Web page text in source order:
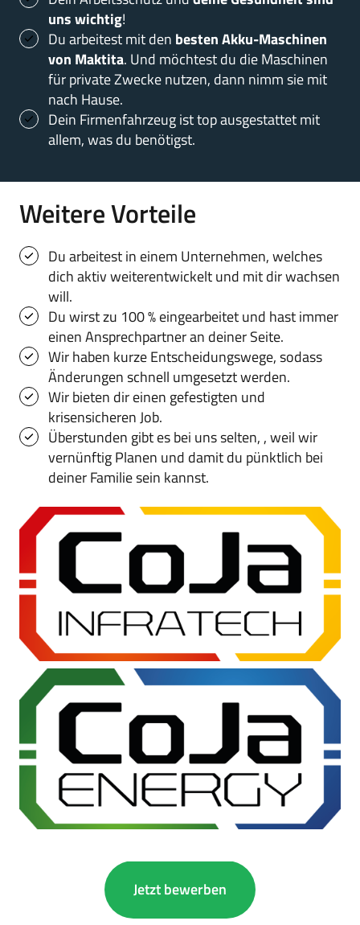
uns wichtig!
Du arbeitest mit den besten Akku-Maschinen
von Maktita. Und möchtest du die Maschinen
für private Zwecke nutzen, dann nimm sie mit
nach Hause.
Dein Firmenfahrzeug ist top ausgestattet mit
allem, was du benötigst.
Weitere Vorteile
Du arbeitest in einem Unternehmen, welches
dich aktiv weiterentwickelt und mit dir wachsen
will.
Du wirst zu 100 % eingearbeitet und hast immer
einen Ansprechpartner an deiner Seite.
Wir haben kurze Entscheidungswege, sodass
Änderungen schnell umgesetzt werden.
Wir bieten dir einen gefestigten und
krisensicheren Job.
Überstunden gibt es bei uns selten, , weil wir
vernünftig Planen und damit du pünktlich bei
deiner Familie sein kannst.
Jetzt bewerben